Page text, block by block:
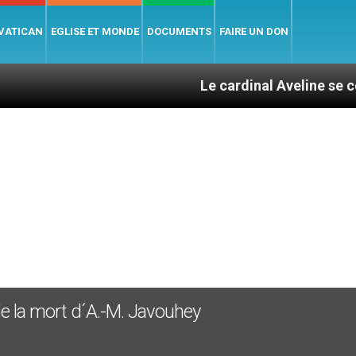
EGLISE ET MONDE DOCUMENTS FAIRE UN DON
Le cardinal Aveline se confie :
la mort d´A.-M. Javouhey